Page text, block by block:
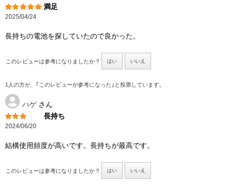
満足
2025/04/24
長持ちの電池を探していたので良かった。
このレビューは参考になりましたか？ はい いいえ
1人の方が、｢このレビューが参考になった｣と投票しています。
ハゲさん
長持ち
2024/06/20
結構使用頻度が高いです。長持ちが最高です。
このレビューは参考になりましたか？ はい いいえ